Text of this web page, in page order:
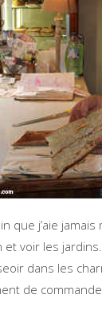
que j’aie
voir les
dans les
de